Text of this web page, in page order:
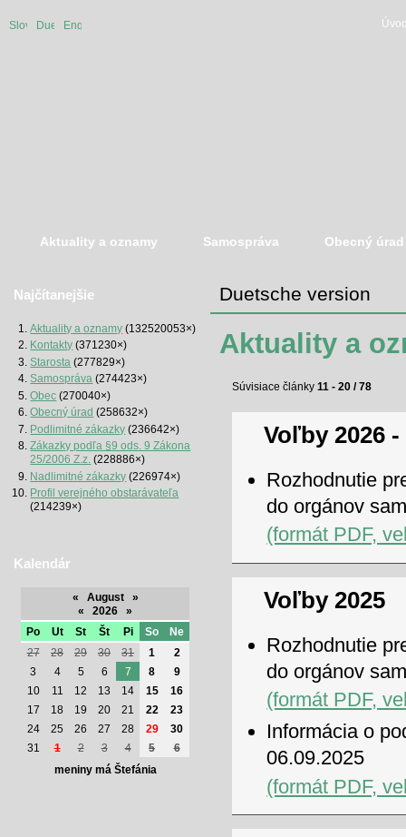
SlovenskáDuetsche
English
Aktuality a oznamy Samospráva Obecný úrad
Najčítanejšie
Aktuality a oznamy (132520053×)
Kontakty (371230×)
Starosta (277829×)
Samospráva (274423×)
Obec (270040×)
Obecný úrad (258632×)
Podlimitné zákazky (236642×)
Zákazky podľa §9 ods. 9 Zákona
25/2006 Z.z. (228886×)
Nadlimitné zákazky (226974×)
Profil verejného obstarávateľa
(214239×)
Kalendár
« August
»
«
2026
»
Po
Ut St Št Pi So
Ne
27
28 29 30 31 1
2
3
4 5 6 7 8
9
10
11 12 13 14 15
16
17
18 19 20 21 22
23
24
25 26 27 28 29
30
31
1 2 3 4 5
6
meniny má Štefánia
Duetsche version
Aktuality a
Súvisiace články 11 - 20 / 78
Voľby 2026
Rozhodnutie
do orgánov
(formát PDF,
Voľby 2025
Rozhodnutie
do orgánov
(formát PDF,
Informácia o
06.09.2025
(formát PDF,